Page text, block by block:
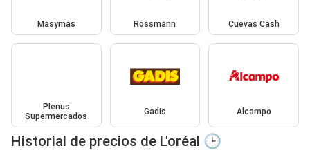
Masymas Rossmann Cuevas Cash
Plenus
Supermercados
Gadis Alcampo
Historial de precios de L'oréal 🕒